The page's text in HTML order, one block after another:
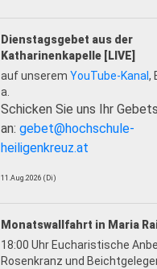
Dienstagsgebet aus der
Katharinenkapelle [LIVE]
auf unserem YouTube-Kanal,
a.
Schicken Sie uns Ihr
an: gebet@hochschule-
heiligenkreuz.at
11.Aug.2026 (Di)
Monatswallfahrt in Maria
18:00 Uhr Eucharistische
Rosenkranz und